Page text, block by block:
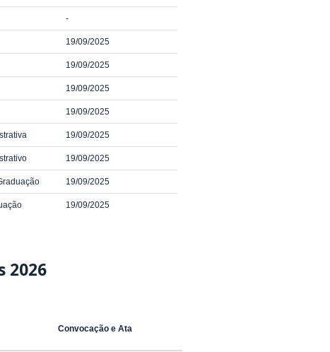
-
19/09/2025
19/09/2025
19/09/2025
19/09/2025
19/09/2025
19/09/2025
19/09/2025
19/09/2025
2026
Convocação e Ata